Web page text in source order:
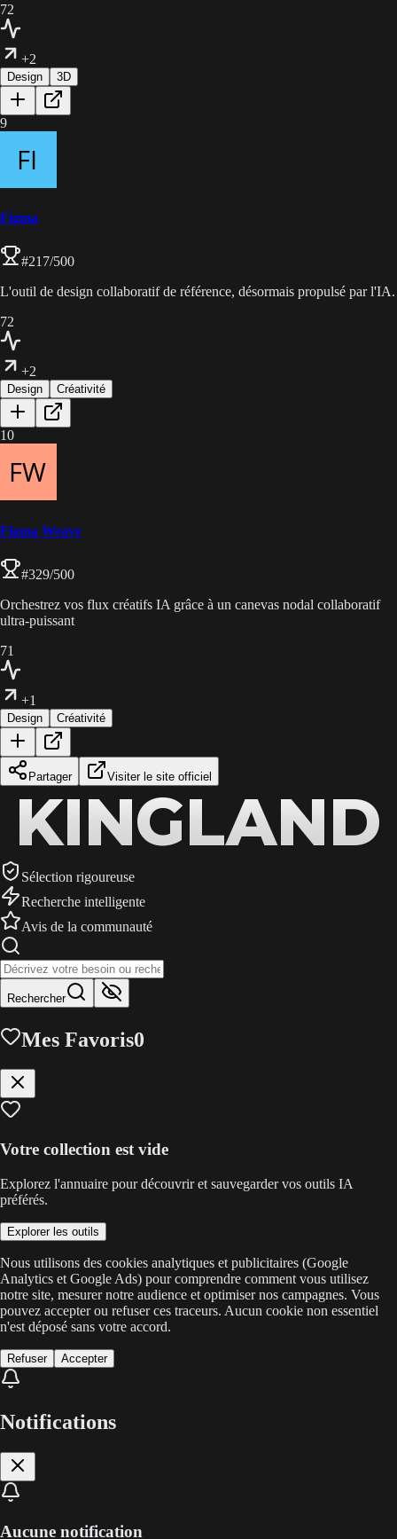
72
+2
Design 3D
9
Figma
#217/500
L'outil de design collaboratif de référence, désormais propulsé par l'IA.
72
+2
Design Créativité
10
Figma Weave
#329/500
Orchestrez vos flux créatifs IA grâce à un canevas nodal collaboratif
ultra-puissant
71
+1
Design Créativité
Partager Visiter le site officiel
KINGLAND
KINGLAND
KINGLAND
Sélection rigoureuse
Recherche intelligente
Avis de la communauté
Rechercher
Mes Favoris0
Votre collection est vide
Explorez l'annuaire pour découvrir et sauvegarder vos outils IA
préférés.
Explorer les outils
Nous utilisons des cookies analytiques et publicitaires (Google
Analytics et Google Ads) pour comprendre comment vous utilisez
notre site, mesurer notre audience et optimiser nos campagnes. Vous
pouvez accepter ou refuser ces traceurs. Aucun cookie non essentiel
n'est déposé sans votre accord.
Refuser Accepter
Notifications
Aucune notification